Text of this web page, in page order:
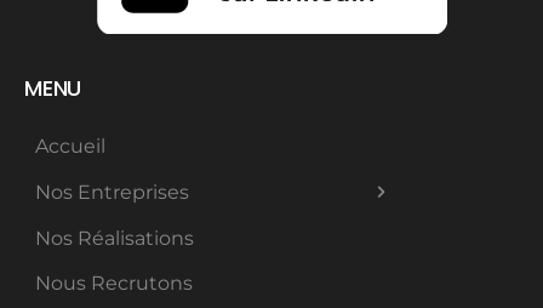
MENU
Accueil
Nos Entreprises
Nos Réalisations
Nous Recrutons